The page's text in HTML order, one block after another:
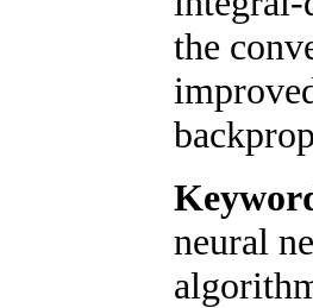
the
neural